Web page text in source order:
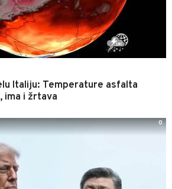
Italiju: Temperature asfalta
ima i žrtava
0